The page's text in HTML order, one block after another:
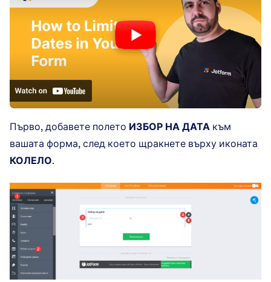
Първо, добавете полето ИЗБОР НА ДАТА към
вашата форма, след което щракнете върху иконата
КОЛЕЛО.